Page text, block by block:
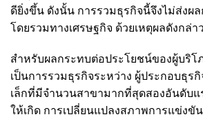
ดียิ่งขึ้น ดังนั้น การรวมธุรกิจนี้จึงไม่ส่งผ
โดยรวมทางเศรษฐกิจ ด้วยเหตุผลดังกล่า
สำหรับผลกระทบต่อประโยชน์ของผู้บริโ
เป็นการรวมธุรกิจระหว่าง ผู้ประกอบธุร
เล็กที่มีจำนวนสาขามากที่สุดสองอันดับแ
ให้เกิด การเปลี่ยนแปลงสภาพการแข่งขั